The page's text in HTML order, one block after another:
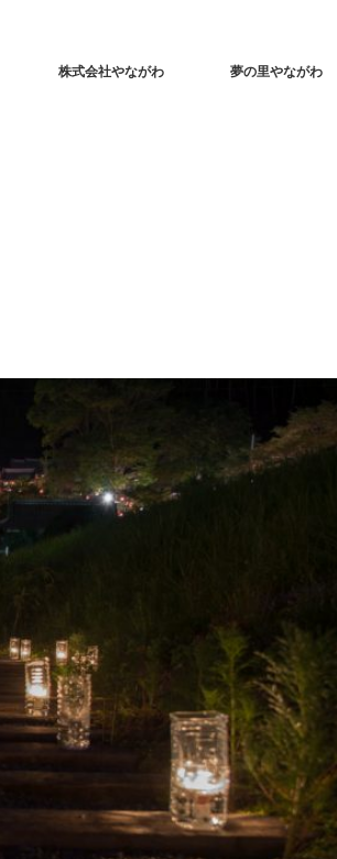
株式会社やながわ 夢の里やながわ